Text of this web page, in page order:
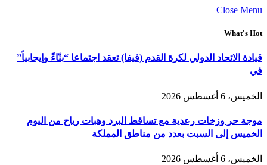
Close Menu
What's Hot
قيادة الاتحاد الدولي لكرة القدم (فيفا) تعقد اجتماعا “بنّاءً وإيجابياً”
في
الخميس، 6 أغسطس 2026
موجة حر وزخات رعدية مع تساقط البرد وهبات رياح من اليوم
الخميس إلى السبت بعدد من مناطق المملكة
الخميس، 6 أغسطس 2026